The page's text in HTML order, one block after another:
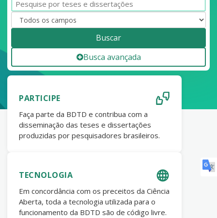
Buscar
Busca avançada
PARTICIPE
Faça parte da BDTD e contribua com a
disseminação das teses e dissertações
produzidas por pesquisadores brasileiros.
TECNOLOGIA
Em concordância com os preceitos da Ciência
Aberta, toda a tecnologia utilizada para o
funcionamento da BDTD são de código livre.